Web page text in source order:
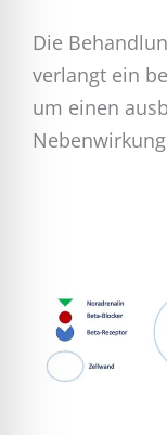
Die
verlangt ein
um einen